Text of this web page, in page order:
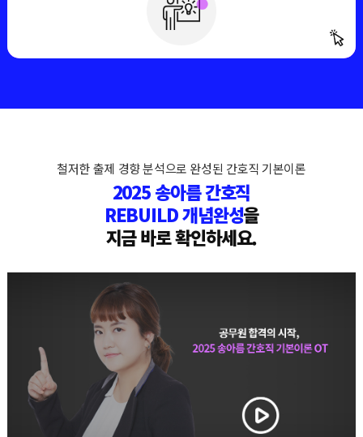
강의를 한 번 듣는 것만으로도자연 3회독
철저한 출제 경향 분석으로 완성된 간호직 기본이론
2025 송아름 간호직
REBUILD 개념완성을
지금 바로 확인하세요.